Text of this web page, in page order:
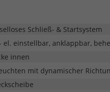
Schließ- & Startsystem
el. einstellbar, anklappbar,
innen
mit dynamischer